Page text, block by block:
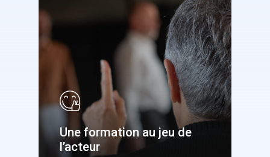
Une formation au jeu de
l’acteur